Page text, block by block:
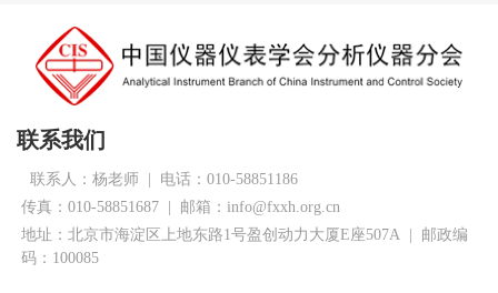
联系我们
联系人：杨老师
电话：010-58851186
传真：010-58851687 | 邮箱：info@fxxh.org.cn
地址：北京市海淀区上地东路1号盈创动力大厦E座507A | 邮政编
码：100085